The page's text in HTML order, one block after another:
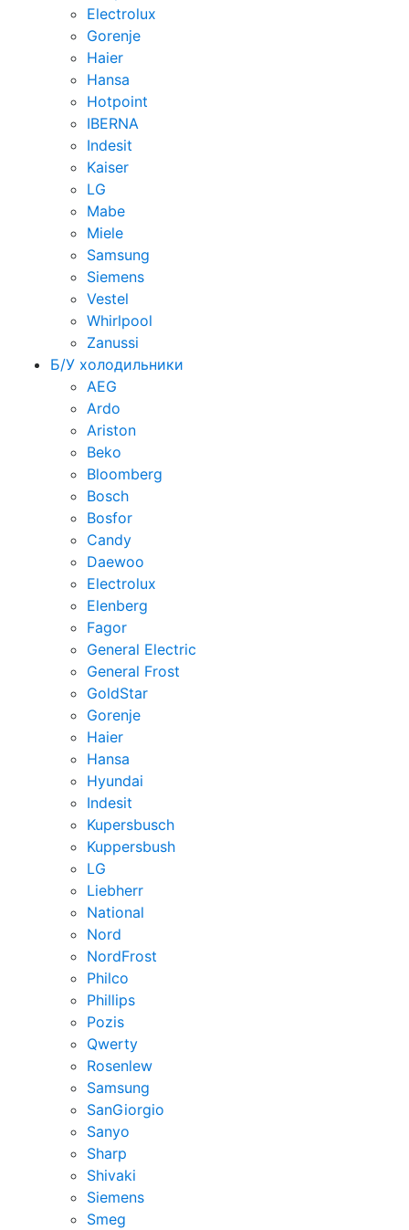
Electrolux
Gorenje
Haier
Hansa
Hotpoint
IBERNA
Indesit
Kaiser
LG
Mabe
Miele
Samsung
Siemens
Vestel
Whirlpool
Zanussi
Б/У холодильники
AEG
Ardo
Ariston
Beko
Bloomberg
Bosch
Bosfor
Candy
Daewoo
Electrolux
Elenberg
Fagor
General Electric
General Frost
GoldStar
Gorenje
Haier
Hansa
Hyundai
Indesit
Kupersbusch
Kuppersbush
LG
Liebherr
National
Nord
NordFrost
Philco
Phillips
Pozis
Qwerty
Rosenlew
Samsung
SanGiorgio
Sanyo
Sharp
Shivaki
Siemens
Smeg